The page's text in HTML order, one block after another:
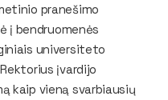
pranešimo
į bendruomenės
universiteto
įvardijo
kaip vieną svarbiausių